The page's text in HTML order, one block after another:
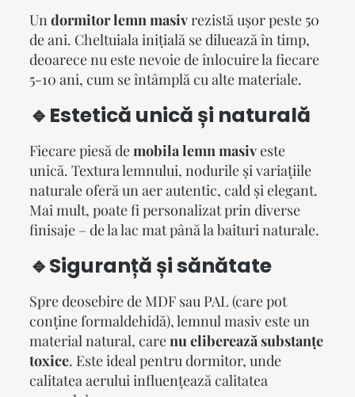
Undormitor lemn masivrezistă ușor peste 50
de ani. Cheltuiala inițială se diluează în timp,
deoarece nu este nevoie de înlocuire la fiecare
5-10 ani, cum se întâmplă cu alte materiale.
🔹Estetică unică și naturală
Fiecare piesă demobila lemn masiveste
unică. Textura lemnului, nodurile și variațiile
naturale oferă un aer autentic, cald și elegant.
Mai mult, poate fi personalizat prin diverse
finisaje – de la lac mat până la baituri naturale.
🔹Siguranță și sănătate
Spre deosebire de MDF sau PAL (care pot
conține formaldehidă), lemnul masiv este un
material natural, carenu eliberează substanțe
toxice. Este ideal pentru dormitor, unde
calitatea aerului influențează calitatea